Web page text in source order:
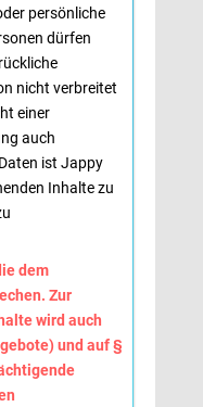
persönliche
dürfen
nicht verbreitet
einer
auch
ist Jappy
Inhalte zu
dem
Zur
wird auch
und auf §